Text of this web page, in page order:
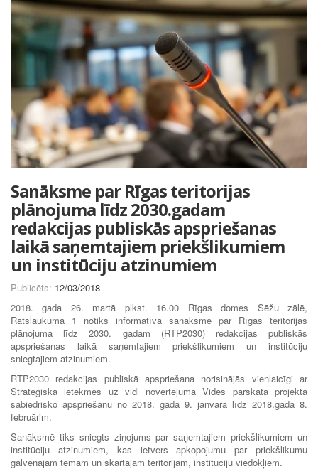
Sanāksme par Rīgas teritorijas
plānojuma līdz 2030.gadam
redakcijas publiskās apspriešanas
laikā saņemtajiem priekšlikumiem
un institūciju atzinumiem
Publicēts: 12/03/2018
2018. gada 26. martā plkst. 16.00 Rīgas domes Sēžu zālē,
Rātslaukumā 1 notiks informatīva sanāksme par Rīgas teritorijas
plānojuma līdz 2030. gadam (RTP2030) redakcijas publiskās
apspriešanas laikā saņemtajiem priekšlikumiem un institūciju
sniegtajiem atzinumiem.
RTP2030 redakcijas publiskā apspriešana norisinājās vienlaicīgi ar
Stratēģiskā ietekmes uz vidi novērtējuma Vides pārskata projekta
sabiedrisko apspriešanu no 2018. gada 9. janvāra līdz 2018.gada 8.
februārim.
Sanāksmē tiks sniegts ziņojums par saņemtajiem priekšlikumiem un
institūciju atzinumiem, kas ietvers apkopojumu par priekšlikumu
galvenajām tēmām un skartajām teritorijām, institūciju viedokļiem.